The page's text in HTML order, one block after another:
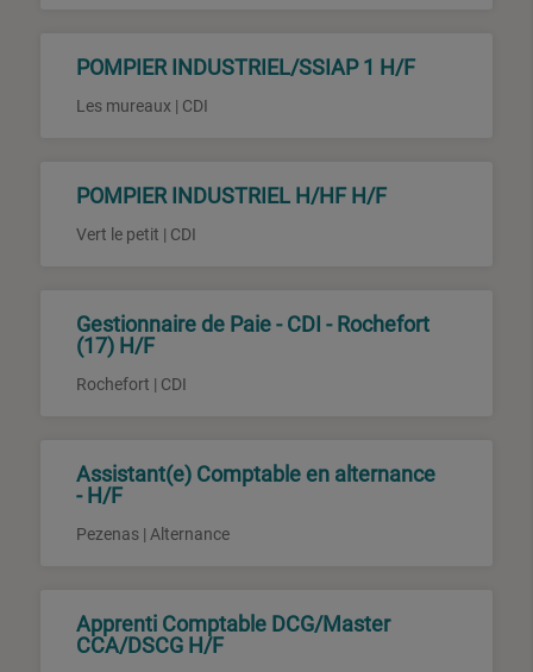
POMPIER INDUSTRIEL/SSIAP 1 H/F
Les mureaux | CDI
POMPIER INDUSTRIEL H/HF H/F
Vert le petit | CDI
Gestionnaire de Paie - CDI - Rochefort
(17) H/F
Rochefort | CDI
Assistant(e) Comptable en alternance
- H/F
Pezenas | Alternance
Apprenti Comptable DCG/Master
CCA/DSCG H/F